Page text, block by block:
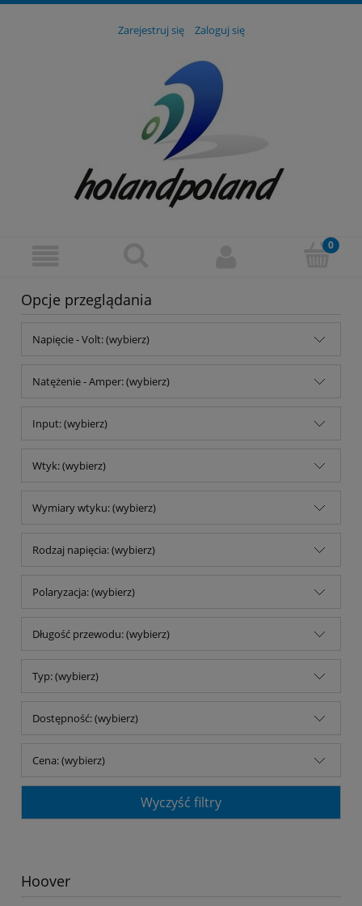
Zarejestruj się Zaloguj się
Opcje przeglądania
Napięcie - Volt: (wybierz)
Natężenie - Amper: (wybierz)
Input: (wybierz)
Wtyk: (wybierz)
Wymiary wtyku: (wybierz)
Rodzaj napięcia: (wybierz)
Polaryzacja: (wybierz)
Długość przewodu: (wybierz)
Typ: (wybierz)
Dostępność: (wybierz)
Cena: (wybierz)
Wyczyść filtry
Hoover